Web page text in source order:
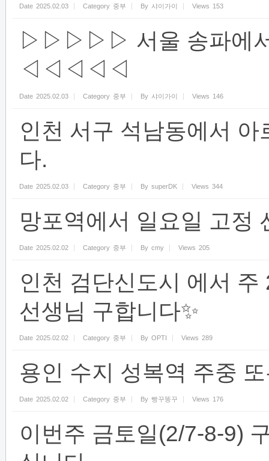
Date 2025.02.03 Category 중부 By 샤이가이 Views 153
▷▷▷▷▷ 서울 송파에서
◁◁◁◁◁
Date 2025.02.03 Category 중부 By 샤이가이 Views 146
인천 서구 석남동에서
다.
Date 2025.02.03 Category 중부 By superDK Views 344
망포역에서 일요일 고정
Date 2025.02.02 Category 중부 By cmy Views 205
인천 검단신도시 에서
선생님 구합니다✨
Date 2025.02.02 Category 중부 By OPTI Views 289
용인 수지 성복역 주중
Date 2025.02.02 Category 중부 By 빵꾸똥꾸 Views 176
이번주 금토일(2/7-8-9)